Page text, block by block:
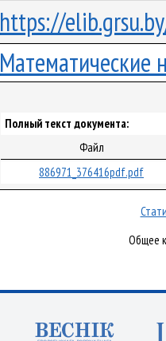
https://
Математические
Полный текст документа:
Файл
886971_376416pdf.pdf
Общее